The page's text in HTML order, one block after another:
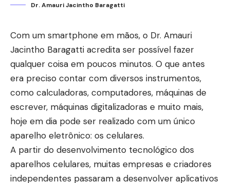
Dr. Amauri Jacintho Baragatti
Com um smartphone em mãos, o Dr. Amauri
Jacintho Baragatti acredita ser possível fazer
qualquer coisa em poucos minutos. O que antes
era preciso contar com diversos instrumentos,
como calculadoras, computadores, máquinas de
escrever, máquinas digitalizadoras e muito mais,
hoje em dia pode ser realizado com um único
aparelho eletrônico: os celulares.
A partir do desenvolvimento tecnológico dos
aparelhos celulares, muitas empresas e criadores
independentes passaram a desenvolver aplicativos